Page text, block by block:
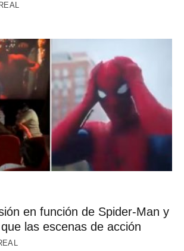
en función de Spider-Man y
las escenas de acción